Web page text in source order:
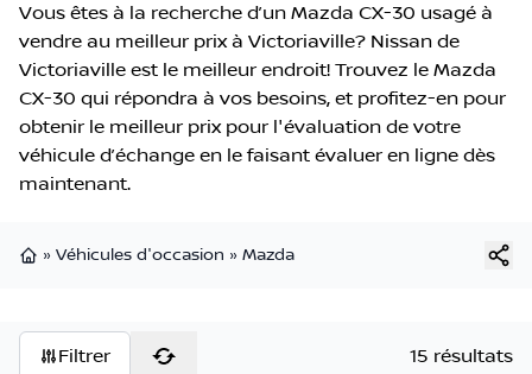
Vous êtes à la recherche d’un Mazda CX-30 usagé à
vendre au meilleur prix à Victoriaville? Nissan de
Victoriaville est le meilleur endroit! Trouvez le Mazda
CX-30 qui répondra à vos besoins, et profitez-en pour
obtenir le meilleur prix pour l'évaluation de votre
véhicule d’échange en le faisant évaluer en ligne dès
maintenant.
» Véhicules d'occasion » Mazda
Filtrer 15 résultats